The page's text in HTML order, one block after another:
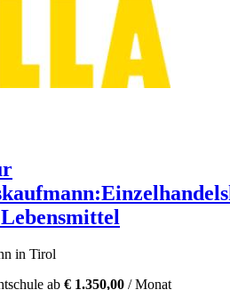
in Tirol
ab € 1.350,00 / Monat